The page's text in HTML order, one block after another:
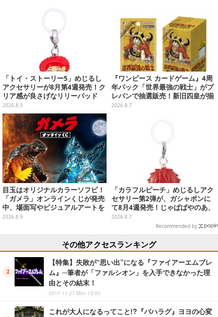
「トイ・ストーリー5」めじるし
アクセサリーが8月第4週発売！ク
リア感が良さげなリリーパッド
や、ジェシーなど全5種ラインナ
ップ
2026.8.5
『ワンピース カードゲーム』4周
年パック「世界最強の戦士」がプ
レバンで抽選販売！新旧四皇が揃
い踏み、刃牙作者が描く「カイド
2026.8.7
目玉はオリジナルカラーソフビ！
「ガメラ」オンラインくじが発売
中、場面写やビジュアルアートを
使用した豪華賞品をラインナップ
2026.8.9
「カラフルピーチ」めじるしアク
セサリー第2弾が、ガシャポンに
て8月4週発売！じゃぱぱやのあ、
シヴァたちメンバー11名分ライン
2026.8.7
Recommended by
その他アクセスランキング
【特集】失敗が“思い出”になる『ファイアーエムブレ
ム』─筆者が「ファルシオン」を入手できなかった理
由とその結末！
2017.11.27 Mon 12:00
これが大人になるってこと!?『バハラグ』ヨヨの心変